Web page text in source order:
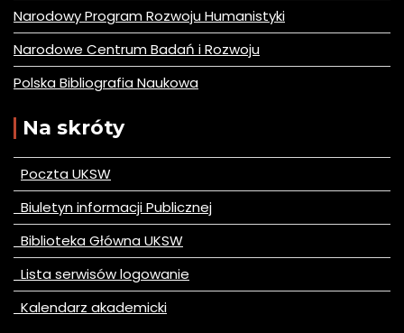
Narodowy Program Rozwoju Humanistyki
Narodowe Centrum Badań i Rozwoju
Polska Bibliografia Naukowa
Na skróty
Poczta UKSW
Biuletyn informacji Publicznej
Biblioteka Główna UKSW
Lista serwisów logowanie
Kalendarz akademicki